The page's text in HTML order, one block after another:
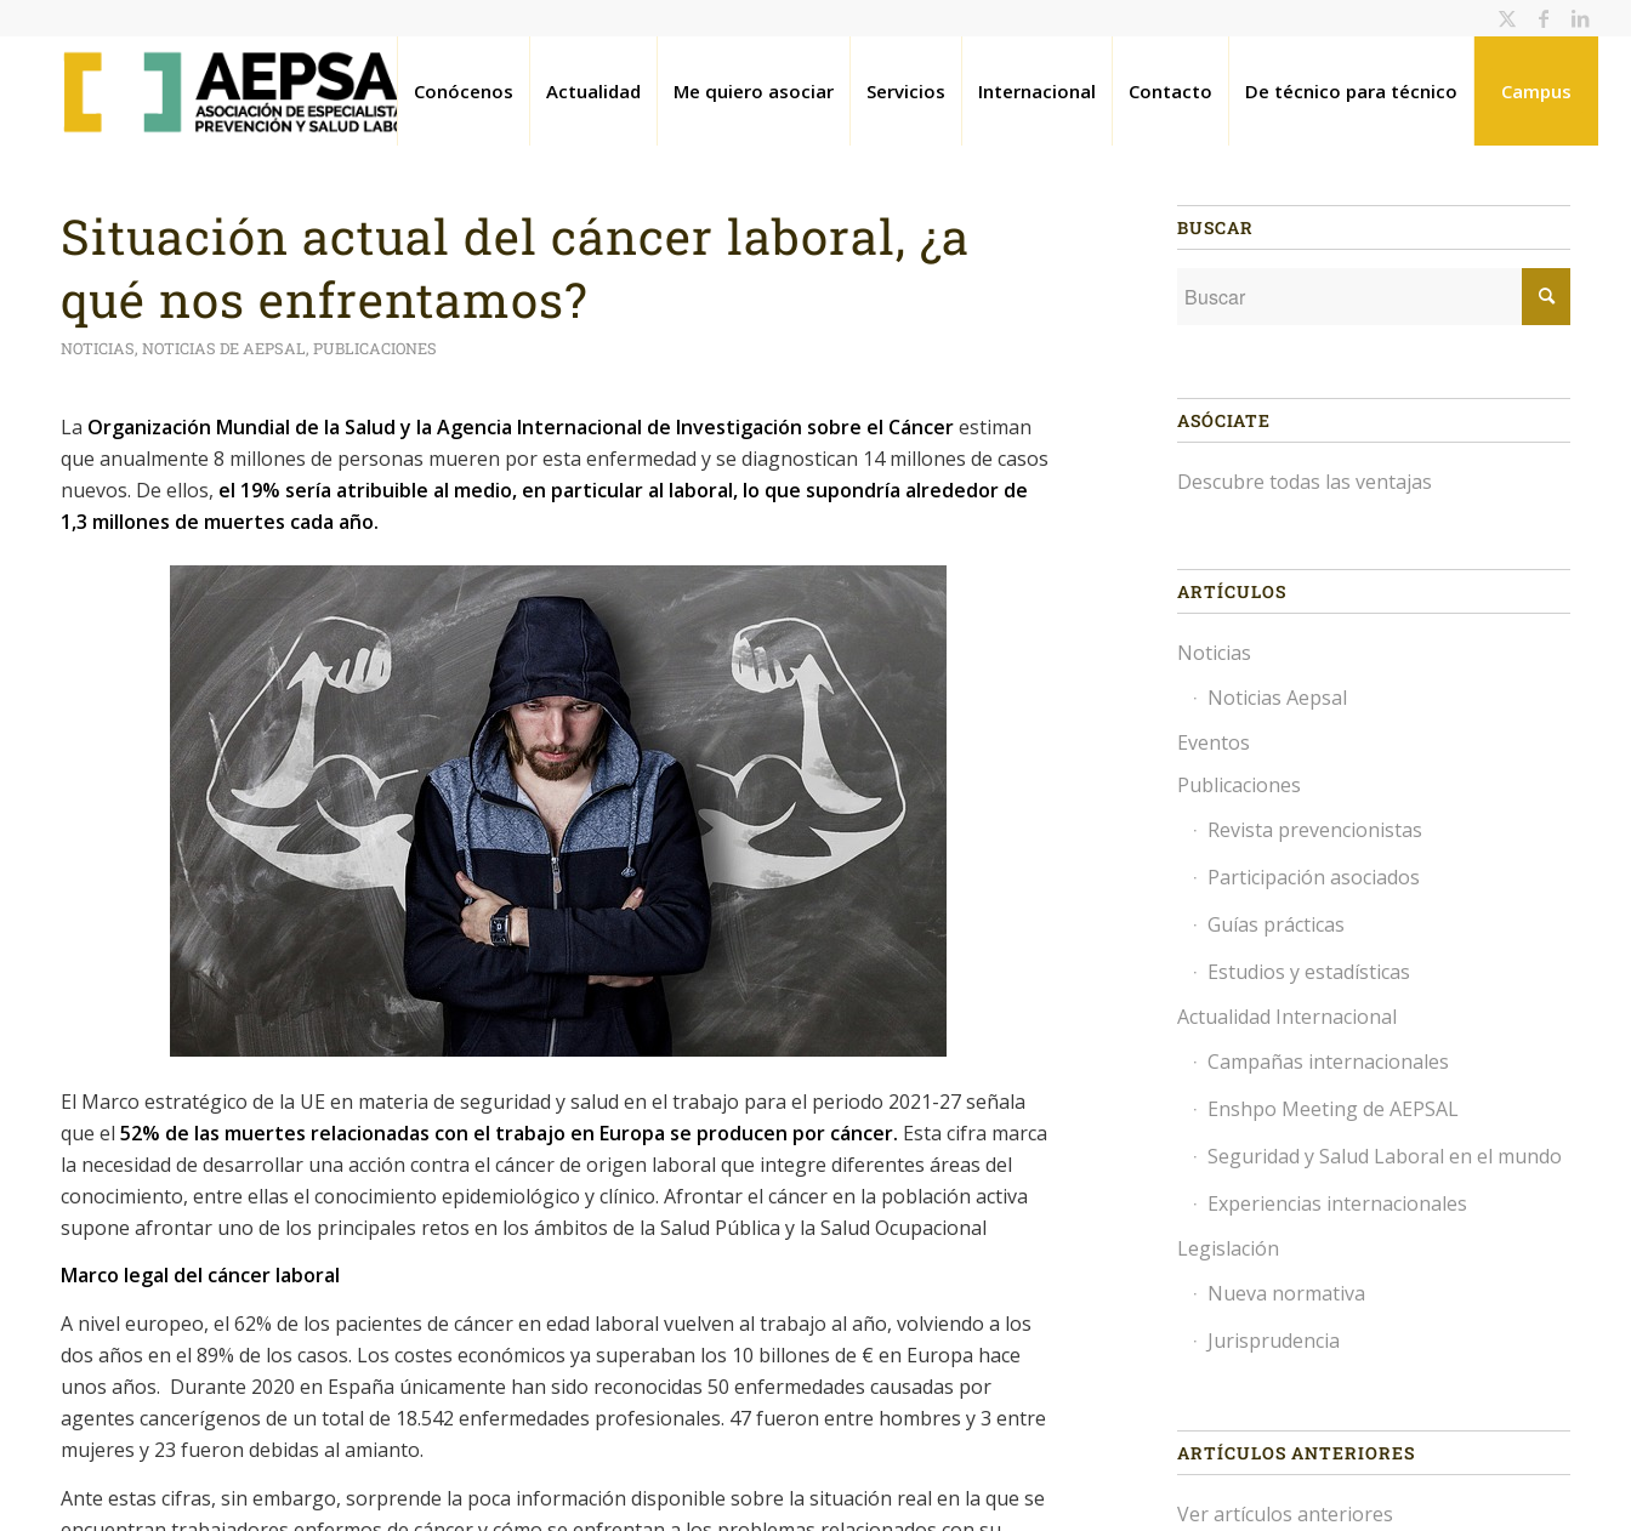
Conócenos Actualidad Me quiero asociar Servicios Internacional Contacto De técnico para técnico Campus
Situación actual del cáncer laboral, ¿a
qué nos enfrentamos?
NOTICIAS, NOTICIAS DE AEPSAL, PUBLICACIONES
La Organización Mundial de la Salud y la Agencia Internacional de Investigación sobre el Cáncerestiman
que anualmente 8 millones de personas mueren por esta enfermedad y se diagnostican 14 millones de casos
nuevos. De ellos, el 19% sería atribuible al medio, en particular al laboral, lo que supondría alrededor de
1,3 millones de muertes cada año.
El Marco estratégico de la UE en materia de seguridad y salud en el trabajo para el periodo 2021-27 señala
que el 52% de las muertes relacionadas con el trabajo en Europa se producen por cáncer. Esta cifra marca
la necesidad de desarrollar una acción contra el cáncer de origen laboral que integre diferentes áreas del
conocimiento, entre ellas el conocimiento epidemiológico y clínico. Afrontar el cáncer en la población activa
supone afrontar uno de los principales retos en los ámbitos de la Salud Pública y la Salud Ocupacional
Marco legal del cáncer laboral
A nivel europeo, el 62% de los pacientes de cáncer en edad laboral vuelven al trabajo al año, volviendo a los
dos años en el 89% de los casos. Los costes económicos ya superaban los 10 billones de € en Europa hace
unos años. Durante 2020 en España únicamente han sido reconocidas 50 enfermedades causadas por
agentes cancerígenos de un total de 18.542 enfermedades profesionales. 47 fueron entre hombres y 3 entre
mujeres y 23 fueron debidas al amianto.
Ante estas cifras, sin embargo, sorprende la poca información disponible sobre la situación real en la que se
BUSCAR
ASÓCIATE
Descubre todas las ventajas
ARTÍCULOS
Noticias
Noticias Aepsal
Eventos
Publicaciones
Revista prevencionistas
Participación asociados
Guías prácticas
Estudios y estadísticas
Actualidad Internacional
Campañas internacionales
Enshpo Meeting de AEPSAL
Seguridad y Salud Laboral en el mundo
Experiencias internacionales
Legislación
Nueva normativa
Jurisprudencia
ARTÍCULOS ANTERIORES
Ver artículos anteriores